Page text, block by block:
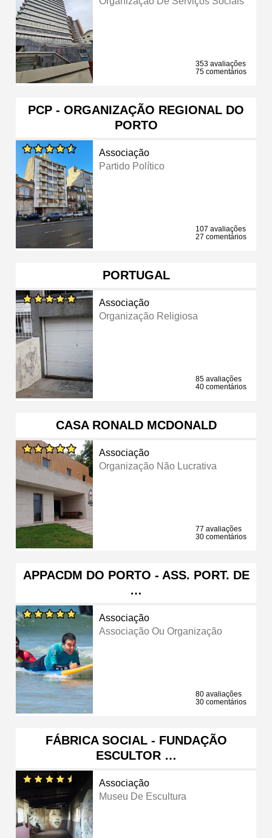
353 avaliações
75 comentários
PCP - ORGANIZAÇÃO REGIONAL DO
PORTO
Associação
Partido Político
107 avaliações
27 comentários
PORTUGAL
Associação
Organização Religiosa
85 avaliações
40 comentários
CASA RONALD MCDONALD
Associação
Organização Não Lucrativa
77 avaliações
30 comentários
APPACDM DO PORTO - ASS. PORT. DE
…
Associação
Associação Ou Organização
80 avaliações
30 comentários
FÁBRICA SOCIAL - FUNDAÇÃO
ESCULTOR …
Associação
Museu De Escultura